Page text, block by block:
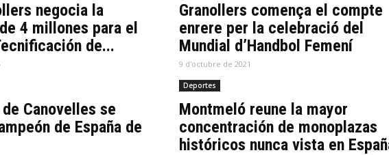
negocia la
4 millones para el
de...
Granollers comença el compte
enrere per la celebració del
Mundial d’Handbol Femení
9 d'octubre de 2021
Canovelles se
de España de
Deportes
Montmeló reune la mayor
concentración de monoplazas
históricos nunca vista en